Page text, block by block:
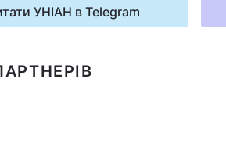
УНІАН в Telegram